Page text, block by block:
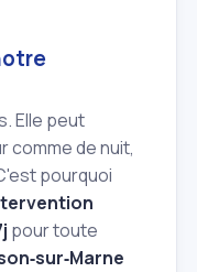
Elle peut
comme de nuit,
pourquoi
pour toute